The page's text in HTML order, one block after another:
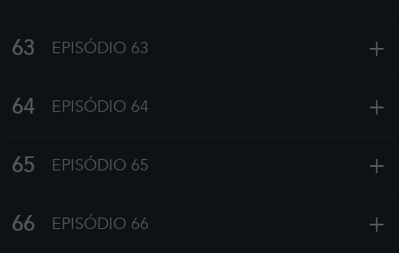
63 EPISÓDIO 63 +
64 EPISÓDIO 64 +
65 EPISÓDIO 65 +
66 EPISÓDIO 66 +